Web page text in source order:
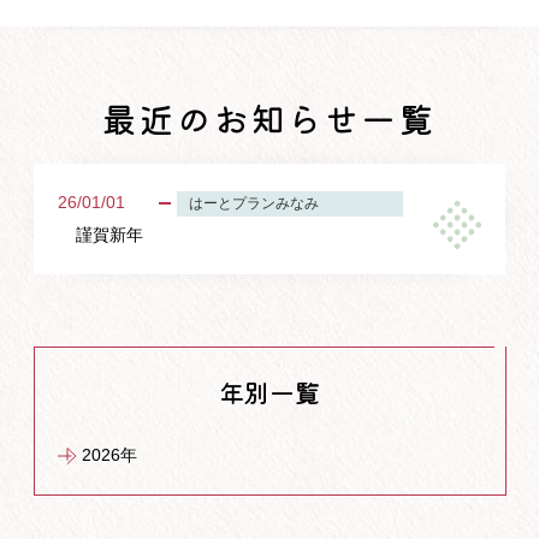
最近のお知らせ一覧
26/01/01 はーとプランみなみ
謹賀新年
年別一覧
2026年